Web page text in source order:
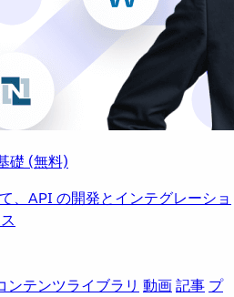
礎 (無料)
API の開発とインテグレーショ
ンテンツライブラリ 動画記事 プ